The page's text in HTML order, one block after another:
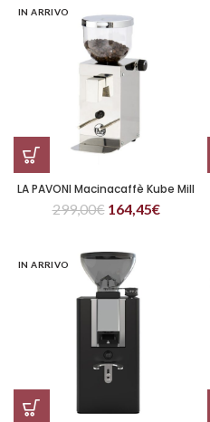
IN ARRIVO
LA PAVONI Macinacaffè Kube Mill
299,00€ 164,45€
IN ARRIVO